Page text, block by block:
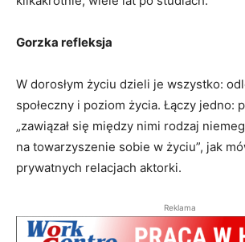
Gorzka refleksja
W dorosłym życiu dzieli je wszystko:
społeczny i poziom życia. Łączy jedno:
„zawiązał się między nimi rodzaj
na towarzyszenie sobie w życiu”, jak
prywatnych relacjach aktorki.
Reklama